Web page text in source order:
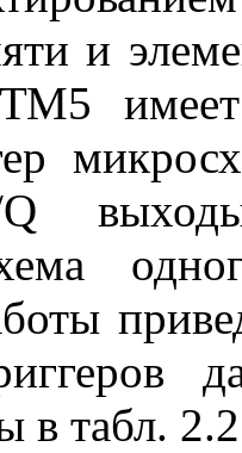
и
в табл.